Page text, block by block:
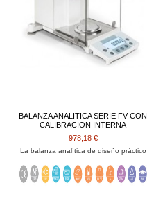
BALANZA ANALITICA SERIE FV CON
CALIBRACION INTERNA
978,18 €
La balanza analítica de diseño práctico